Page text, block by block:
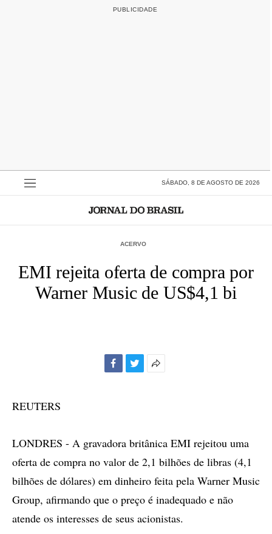
SÁBADO, 8 DE AGOSTO DE 2026
ACERVO
EMI rejeita oferta de compra por
Warner Music de US$4,1 bi
REUTERS
LONDRES - A gravadora britânica EMI rejeitou uma
oferta de compra no valor de 2,1 bilhões de libras (4,1
bilhões de dólares) em dinheiro feita pela Warner Music
Group, afirmando que o preço é inadequado e não
atende os interesses de seus acionistas.